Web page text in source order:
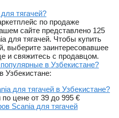
тягачей?
по продаже
сайте представлено 125
для тягачей. Чтобы купить
выберите заинтересовавшее
и свяжитесь с продавцом.
в Узбекистане?
для тягачей в Узбекистане?
цене от 39 до 995 €
Scania для тягачей